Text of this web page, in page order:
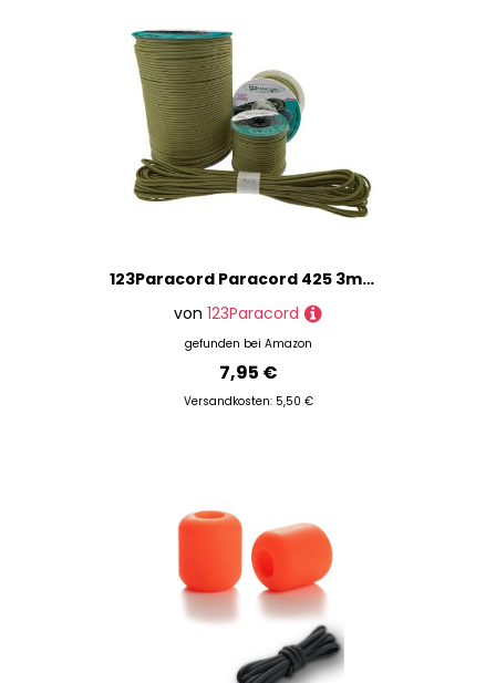
123Paracord Paracord 425 3mm Type Ideal für DIY-Projekte, Zelten und Outdoor-Abenteuer - Grundfarben
von 123Paracord
gefunden bei Amazon
7,95 €
Versandkosten: 5,50 €